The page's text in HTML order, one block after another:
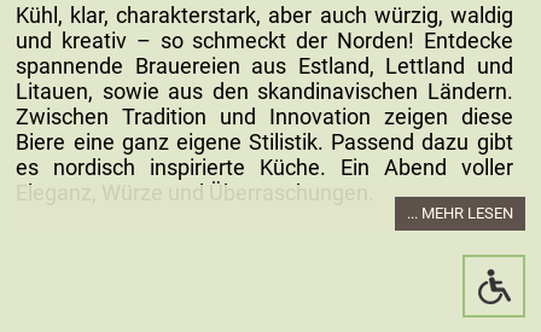
Kühl, klar, charakterstark, aber auch würzig, waldig
und kreativ – so schmeckt der Norden! Entdecke
spannende Brauereien aus Estland, Lettland und
Litauen, sowie aus den skandinavischen Ländern.
Zwischen Tradition und Innovation zeigen diese
Biere eine ganz eigene Stilistik. Passend dazu gibt
es nordisch inspirierte Küche. Ein Abend voller
Eleganz, Würze und Überraschungen.
... MEHR LESEN